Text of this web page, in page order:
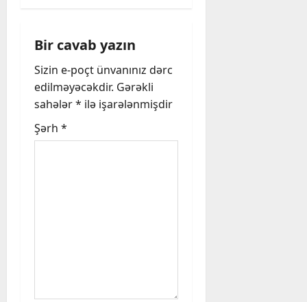
a
v
i
g
Bir cavab yazın
Sizin e-poçt ünvanınız dərc
edilməyəcəkdir. Gərəkli
sahələr* ilə işarələnmişdir
Şərh *